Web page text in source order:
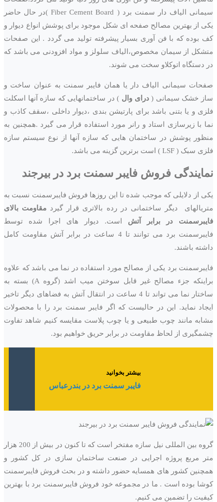
سیمانی الیاف دار سمنت برد ( Fiber Cement Board )در حال حاضر
یکی از بهترین مصالح صفحه ای شکل موجود برای پوشش انواع دیوار و
کف بوده که با فن آوری بسیار پیشرفته تولید می گردد . این صفحات
متشکل از سیمان مخصوص،الیاف سلولز و مواد افزودنی می باشد که
در دستگاه اتوکلاو سخت می شوند.
صفحات سیمانی الیاف دار یا همان فایبر سمنت به عنوان ساخت و
ساز خشک سیمانی (درای وال ) در ساختمانهایی که سازه آنها اسکلت
فلزی و یا بتنی باشد برای پارتیشن بندی ،دیوار داخلی ،سقف کاذب و
نما با زیرسازی استاد و رانر مورد استفاده قرار می گیرد .همچنین به
منظور پوشش در ساختمان هایی که سازه آنها از نوع سیستم سازه
فلزی سبک ( LSF ) است برترین گزینه می باشد.
نمایندگی فروش فایبر سمنت برد در بیرجند
یکی از دلایلی که موجب شده تا این روزها فروش فایبرسمنت نسبت به
متریالهای دیگر ساختمانی در رده بالاتری قرار گیرد مقاومت بالای
فایبرسمنت در برابر آتش است. دیوار های اجرا شده توسط
فایبرسمنت برد می توانند تا 4 ساعت در برابر آتش مقاومت کامل
داشته باشند.
فایبرسمنت برد یکی از مصالح مورد استفاده در نما می باشد که علاوه
براینکه جزء مصالح غیر قابل سوختن میب اشد (گروه A) بسته به
ساختار نما می تواند تا 4 ساعت در انتقال آتش به فضاهای دیگر تاخیر
ایجاد نماید. این در حالیست که اگر فایبر سمنت برد را با محصولات
مشابه مانند چوب طبیعی و یا چوب پلاست مقایسه کنیم شاهد تفاوت
چشمگیری از لحاظ مقاومت در برابر حریق خواهیم بود.
بیشتر بخوانید
فایبر سمنت برد در بندرعباس
گروه بین المللی نیل سازه مفتخر است که تا کنون در بیش از 200 هزار
متر مربع پروژه اجرایی در صنعت ساختمان سازی در کل کشور و
همچنین کشور های همسایه حضور داشته و در بحث فروش فایبرسمنت
کوشا بوده است . ما در مجموعه خود فروش فایبرسمنت برد با بهترین
کیفیت را تضمین می کنیم.